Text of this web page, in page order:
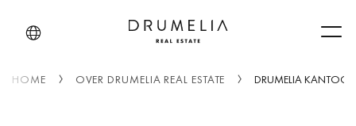
HOME OVER DRUMELIA REAL ESTATE DRUMELIA KANTOOR